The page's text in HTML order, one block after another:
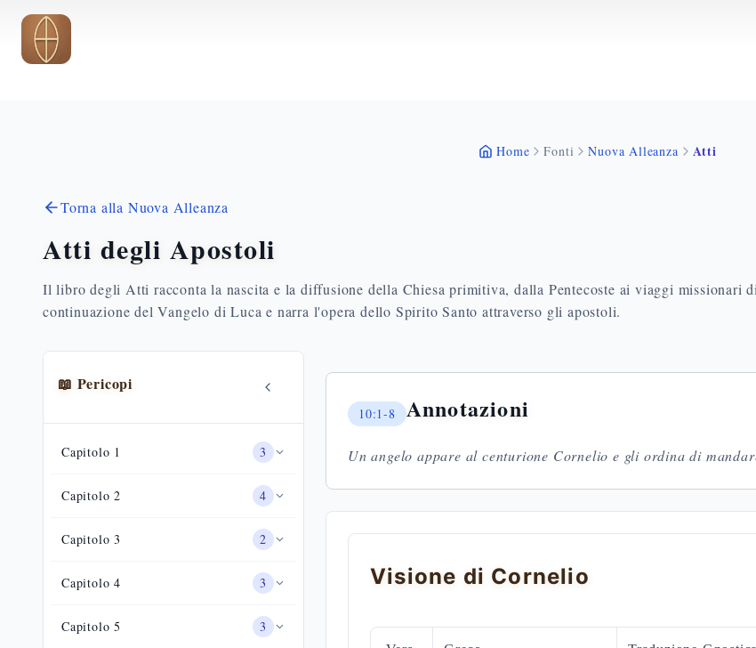
Vai al contenuto principale
Home Fonti Nuova Alleanza Atti
Torna alla Nuova Alleanza
Atti degli Apostoli
Il libro degli Atti racconta la nascita e la diffusione della Chiesa primitiva, dalla Pentecoste ai viaggi missionari
continuazione del Vangelo di Luca e narra l'opera dello Spirito Santo attraverso gli apostoli.
📖 Pericopi
Capitolo 1 3
Capitolo2 4
Capitolo3 2
Capitolo4 3
Capitolo5 3
10:1-8 Annotazioni
Un angelo appare al centurione Cornelio e gli ordina di
Visione di Cornelio